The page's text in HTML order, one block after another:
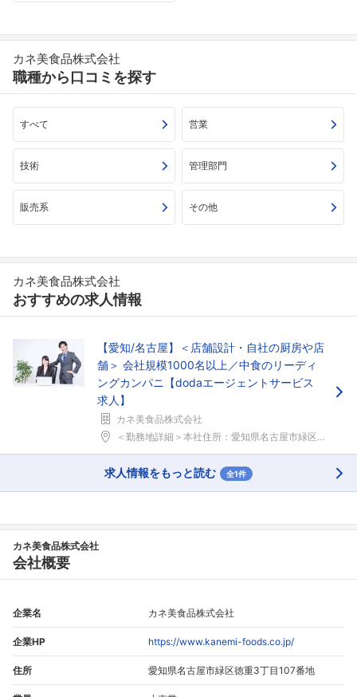
カネ美食品株式会社
職種から口コミを探す
すべて 営業
技術 管理部門
販売系 その他
カネ美食品株式会社
おすすめの求人情報
【愛知/名古屋】＜店舗設計・自社の厨房や店
舗＞ 会社規模1000名以上／中食のリーディ
ングカンパニ【dodaエージェントサービス
求人】
カネ美食品株式会社
＜勤務地詳細＞本社住所：愛知県名古屋市緑区徳重3-...
求人情報をもっと読む 全1件
カネ美食品株式会社
会社概要
企業名 カネ美食品株式会社
企業HP https://www.kanemi-foods.co.jp/
住所 愛知県名古屋市緑区徳重3丁目107番地